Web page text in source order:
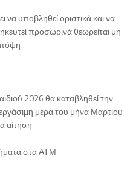
να υποβληθεί οριστικά και να
προσωρινά θεωρείται μη
2026 θα καταβληθεί την
μέρα του μήνα Μαρτίου
αίτηση
στα ΑΤΜ